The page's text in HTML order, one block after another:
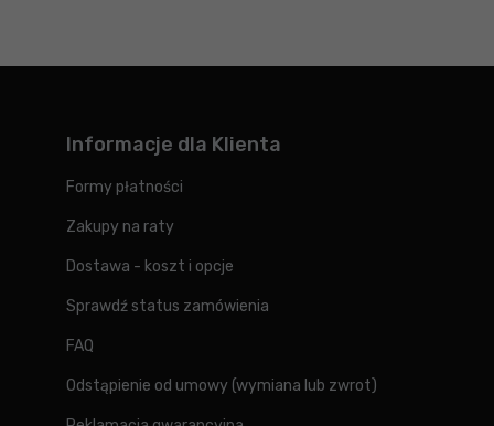
Informacje dla Klienta
Formy płatności
Zakupy na raty
Dostawa - koszt i opcje
Sprawdź status zamówienia
FAQ
Odstąpienie od umowy (wymiana lub zwrot)